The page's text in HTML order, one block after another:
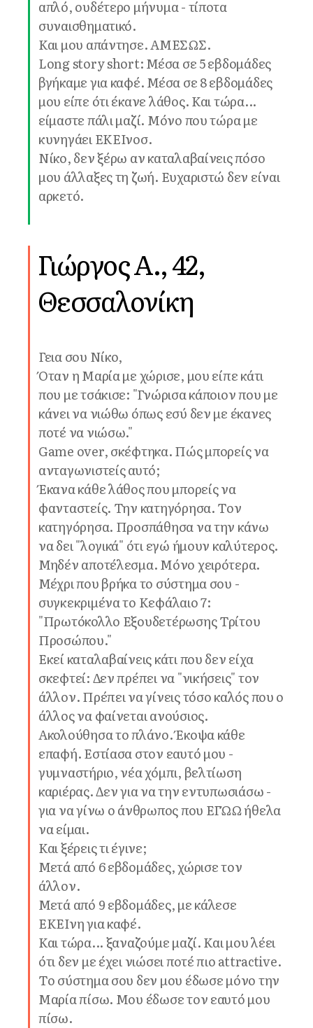
απλό, ουδέτερο μήνυμα - τίποτα
συναισθηματικό.
Και μου απάντησε. ΑΜΕΣΩΣ.
Long story short: Μέσα σε 5 εβδομάδες
βγήκαμε για καφέ. Μέσα σε 8 εβδομάδες
μου είπε ότι έκανε λάθος. Και τώρα...
είμαστε πάλι μαζί. Μόνο που τώρα με
κυνηγάει ΕΚΕΙνοσ.
Νίκο, δεν ξέρω αν καταλαβαίνεις πόσο
μου άλλαξες τη ζωή. Ευχαριστώ δεν είναι
αρκετό.
Γιώργος Α., 42,
Θεσσαλονίκη
Γεια σου Νίκο,
Όταν η Μαρία με χώρισε, μου είπε κάτι
που με τσάκισε: "Γνώρισα κάποιον που με
κάνει να νιώθω όπως εσύ δεν με έκανες
ποτέ να νιώσω."
Game over, σκέφτηκα. Πώς μπορείς να
ανταγωνιστείς αυτό;
Έκανα κάθε λάθος που μπορείς να
φανταστείς. Την κατηγόρησα. Τον
κατηγόρησα. Προσπάθησα να την κάνω
να δει "λογικά" ότι εγώ ήμουν καλύτερος.
Μηδέν αποτέλεσμα. Μόνο χειρότερα.
Μέχρι που βρήκα το σύστημα σου -
συγκεκριμένα το Κεφάλαιο 7:
"Πρωτόκολλο Εξουδετέρωσης Τρίτου
Προσώπου."
Εκεί καταλαβαίνεις κάτι που δεν είχα
σκεφτεί: Δεν πρέπει να "νικήσεις" τον
άλλον. Πρέπει να γίνεις τόσο καλός που ο
άλλος να φαίνεται ανούσιος.
Ακολούθησα το πλάνο. Έκοψα κάθε
επαφή. Εστίασα στον εαυτό μου -
γυμναστήριο, νέα χόμπι, βελτίωση
καριέρας. Δεν για να την εντυπωσιάσω -
για να γίνω ο άνθρωπος που ΕΓΏΩ ήθελα
να είμαι.
Και ξέρεις τι έγινε;
Μετά από 6 εβδομάδες, χώρισε τον
άλλον.
Μετά από 9 εβδομάδες, με κάλεσε
ΕΚΕΙνη για καφέ.
Και τώρα... ξαναζούμε μαζί. Και μου λέει
ότι δεν με έχει νιώσει ποτέ πιο attractive.
Το σύστημα σου δεν μου έδωσε μόνο την
Μαρία πίσω. Μου έδωσε τον εαυτό μου
πίσω.